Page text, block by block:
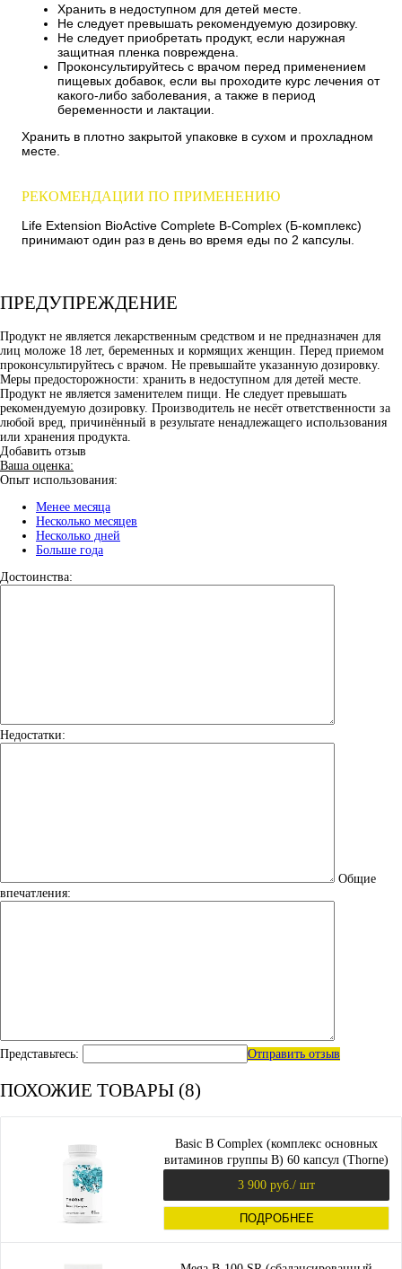
Хранить в недоступном для детей месте.
Не следует превышать рекомендуемую дозировку.
Не следует приобретать продукт, если наружная
защитная пленка повреждена.
Проконсультируйтесь с врачом перед применением
пищевых добавок, если вы проходите курс лечения от
какого-либо заболевания, а также в период
беременности и лактации.
Хранить в плотно закрытой упаковке в сухом и прохладном
месте.
РЕКОМЕНДАЦИИ ПО ПРИМЕНЕНИЮ
Life Extension BioActive Complete B-Complex (Б-комплекс)
принимают один раз в день во время еды по 2 капсулы.
ПРЕДУПРЕЖДЕНИЕ
Продукт не является лекарственным средством и не предназначен для
лиц моложе 18 лет, беременных и кормящих женщин. Перед приемом
проконсультируйтесь с врачом. Не превышайте указанную дозировку.
Меры предосторожности: хранить в недоступном для детей месте.
Продукт не является заменителем пищи. Не следует превышать
рекомендуемую дозировку. Производитель не несёт ответственности за
любой вред, причинённый в результате ненадлежащего использования
или хранения продукта.
Добавить отзыв
Ваша оценка:
Опыт использования:
Менее месяца
Несколько месяцев
Несколько дней
Больше года
Достоинства:
Недостатки:
Общие
впечатления:
Представьтесь: Отправить отзыв
ПОХОЖИЕ ТОВАРЫ (8)
Basic B Complex (комплекс основных
витаминов группы B) 60 капсул (Thorne)
3 900 руб. / шт
ПОДРОБНЕЕ